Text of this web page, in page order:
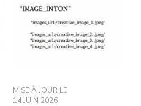
MISE À JOUR LE
14 JUIN 2026